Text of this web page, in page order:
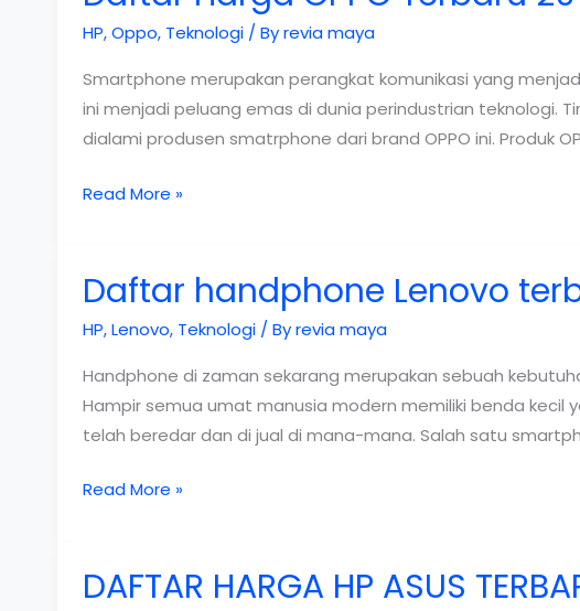
HP,Oppo, Teknologi/ Byrevia maya
Smartphone merupakan perangkat komunikasi yang
ini menjadi peluang emas di dunia perindustrian teknologi.
dialami produsen smatrphone dari brand OPPO ini. Produk
Daftar
Terbaru
Read More »
Daftar handphone Lenovo
HP,Lenovo, Teknologi/ Byrevia maya
Handphone di zaman sekarang merupakan sebuah
Hampir semua umat manusia modern memiliki benda kecil
telah beredar dan di jual di mana-mana. Salah satu
Daftar
terbaru
Read More »
DAFTAR HARGA HP ASUS